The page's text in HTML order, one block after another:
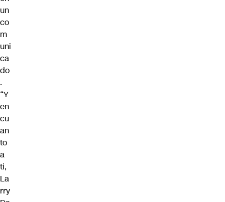
un
co
m
uni
ca
do
.
“Y
en
cu
an
to
a
ti,
La
rry